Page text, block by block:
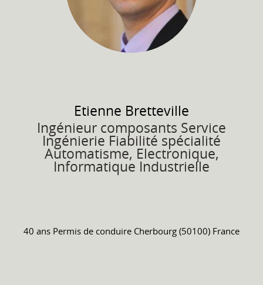
Etienne Bretteville
Ingénieur composants Service
Ingénierie Fiabilité spécialité
Automatisme, Electronique,
Informatique Industrielle
40 ans Permis de conduire Cherbourg (50100) France